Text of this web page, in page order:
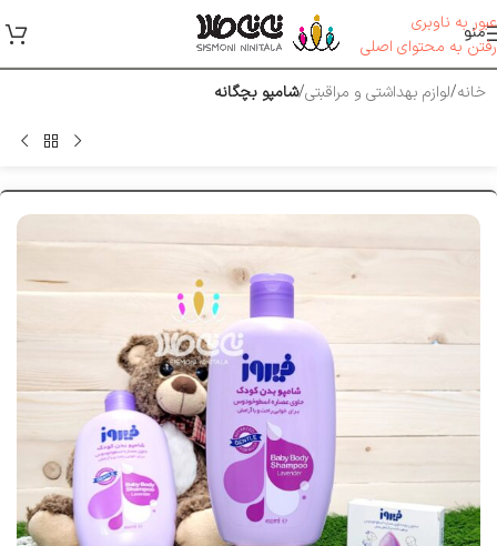
عبور به ناوبری
رفتن به محتوای اصلی
منو
خانه لوازم بهداشتی و مراقبتی شامپو بچگانه